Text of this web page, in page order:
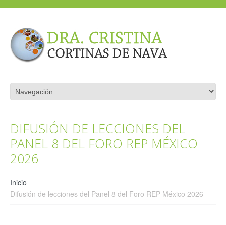
DIFUSIÓN DE LECCIONES DEL
PANEL 8 DEL FORO REP MÉXICO
2026
Inicio
Difusión de lecciones del Panel 8 del Foro REP México 2026